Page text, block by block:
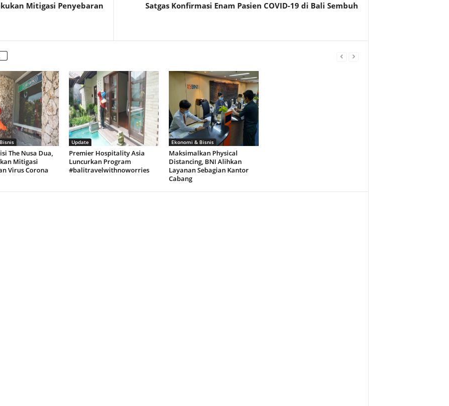
Mitigasi Penyebaran
Satgas Konfirmasi Enam Pasien COVID-19 di Bali Sembuh
The Nusa Dua,
Mitigasi
Virus Corona
Update
Premier Hospitality Asia
Luncurkan Program
#balitravelwithnoworries
Ekonomi & Bisnis
Maksimalkan Physical
Distancing, BNI Alihkan
Layanan Sebagian Kantor
Cabang